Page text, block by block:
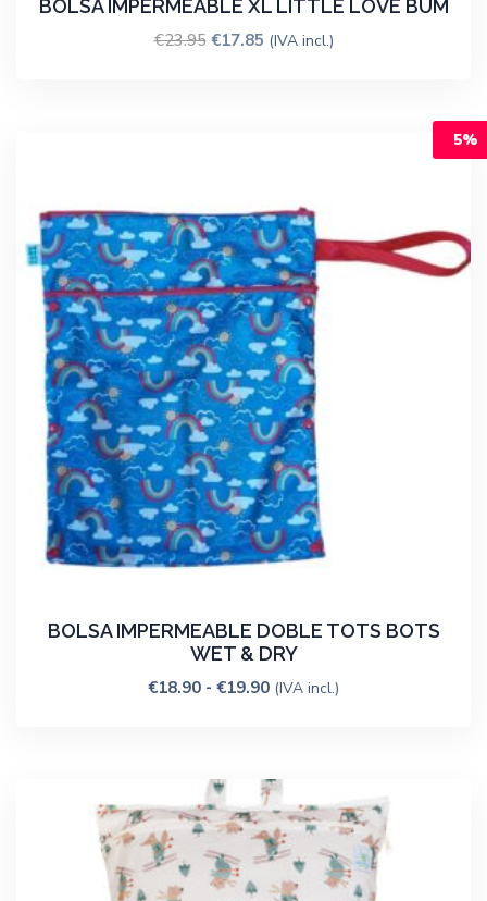
BOLSA IMPERMEABLE XL LITTLE LOVE BUM
€23.95 €17.85 (IVA incl.)
5%
BOLSA IMPERMEABLE DOBLE TOTS BOTS
WET & DRY
€18.90 - €19.90 (IVA incl.)